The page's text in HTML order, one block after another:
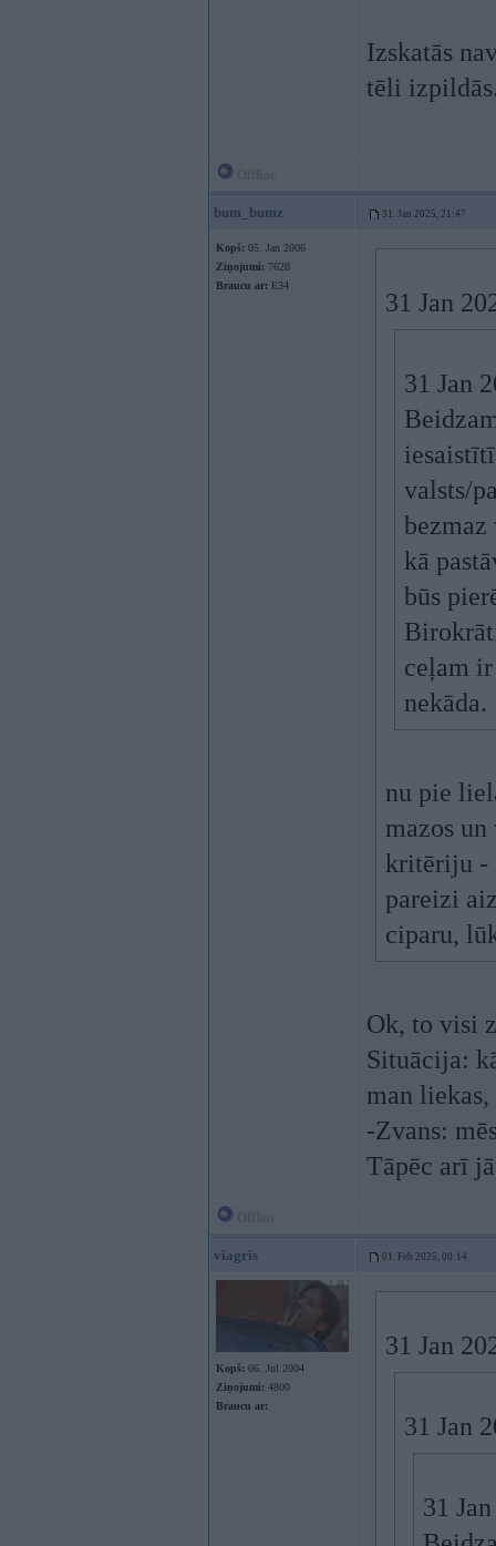
Izskatās
tēli
bum_bumz 31. Jan 2025, 21:47
Kopš: 05. Jan 2006
Ziņojumi: 7628
Braucu ar: E34
31 Jan
31 Jan
valsts/
bezmaz
kā
būs
ceļam
nekāda.
nu pie
mazos
kritēriju -
pareizi
ciparu,
Ok, to visi
Situācija:
man
-Zvans:
Tāpēc arī
viagris 01. Feb 2025, 00:14
Kopš: 06. Jul 2004
Ziņojumi: 4800
Braucu ar:
31 Jan
31 Jan
31